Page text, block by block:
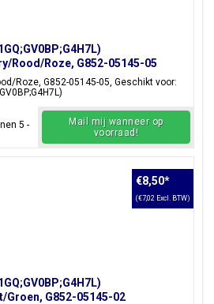
Rood/Roze, G852-05145-05
Roze, G852-05145-05, Geschikt voor:
5 -
Mail mij wanneer op
voorraad!
G852-05145-02
€8,50*
(€7,02 Excl. BTW)